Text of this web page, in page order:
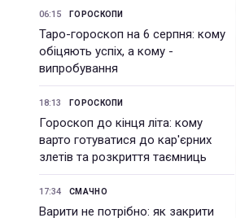
06:15 ГОРОСКОПИ
Таро-гороскоп на 6 серпня: кому
обіцяють успіх, а кому -
випробування
18:13 ГОРОСКОПИ
Гороскоп до кінця літа: кому
варто готуватися до кар'єрних
злетів та розкриття таємниць
17:34 СМАЧНО
Варити не потрібно: як закрити